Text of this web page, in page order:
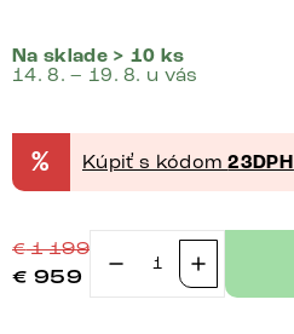
Na sklade > 10 ks
14. 8. – 19. 8. u vás
% Kúpiť s kódom23DPH
€1 199
€ 959
množstvo